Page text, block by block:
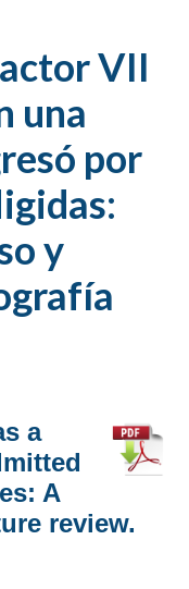
VII
una
por
y
a
A
review.